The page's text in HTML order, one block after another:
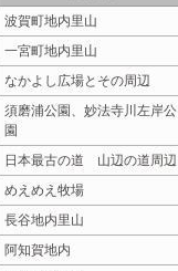
波賀町地内里山
一宮町地内里山
なかよし広場とその周辺
須磨浦公園、妙法寺川左岸公
園
日本最古の道 山辺の道周辺
めえめえ牧場
長谷地内里山
阿知賀地内